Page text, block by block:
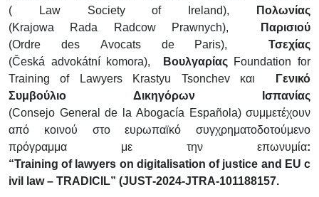
(
Law Society of Ireland),
Πολωνίας
(Krajowa Rada Radcow Prawnych),
Παρισιού
(Ordre des Avocats de Paris),Τσεχίας
(Česká advokátní komora), Βουλγαρίας
Foundation for
Training of Lawyers Krastyu Tsonchevκαι
Γενικό
Συμβούλιο Δικηγόρων Ισπανίας
(Consejo General de la Abogacía Española) συμμετέχουν
από κοινού στο ευρωπαϊκό συγχρηματοδοτούμενο
πρόγραμμα με την επωνυμία:
“Training of lawyers on digitalisation of justice and EU c
ivil law– TRADICIL” (JUST-2024-JTRA-101188157.